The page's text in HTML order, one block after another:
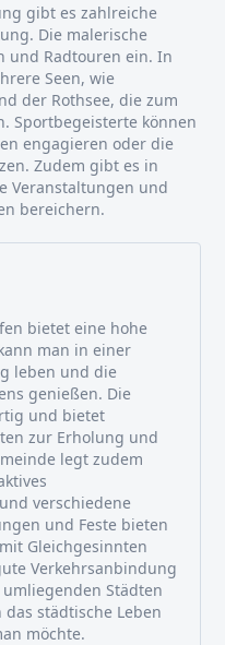
gibt es zahlreiche
Die malerische
und Radtouren ein. In
Seen, wie
der Rothsee, die zum
Sportbegeisterte können
engagieren oder die
Zudem gibt es in
Veranstaltungen und
bereichern.
bietet eine hohe
man in einer
leben und die
genießen. Die
und bietet
zur Erholung und
legt zudem
verschiedene
und Feste bieten
Gleichgesinnten
Verkehrsanbindung
Städten
städtische Leben
möchte.